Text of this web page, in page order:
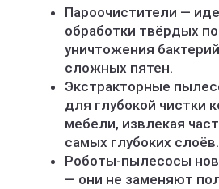
Пароочистители —
обработки твёрдых
уничтожения
сложных пятен.
Экстракторные
для глубокой чистки
мебели, извлекая
самых глубоких слоёв.
Роботы-пылесосы
— они не заменяют